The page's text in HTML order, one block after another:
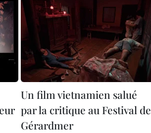
Un film vietnamien salué
par la critique au Festival de
Gérardmer